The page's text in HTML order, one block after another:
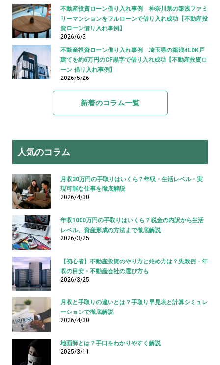
不動産投資ローン借り入れ事例 神奈川県の築浅ファミ
リーマンションをフルローンで借り入れ成功【不動産投
資ローン借り入れ事例】
2026/6/5
不動産投資ローン借り入れ事例 埼玉県の築浅4LDK戸
建てを約6万円のCF黒字で借り入れ成功【不動産投資ロ
ーン 借り入れ事例】
2026/5/26
新着のコラム一覧
人気のコラム
月収30万円の手取りはいくら？年収・生活レベル・実
現可能な仕事を徹底解説
2026/4/30
年収1000万円の手取りはいくら？税金の内訳から生活
レベル、資産形成の方法まで徹底解説
2026/3/25
【初心者】不動産投資のやり方と始め方は？失敗例・年
収の目安・不動産会社の選び方も
2026/3/25
月収と手取りの違いとは？手取り早見表と計算シミュレ
ーションで徹底解説
2026/4/30
地面師とは？手口をわかりやすく解説
2025/3/11